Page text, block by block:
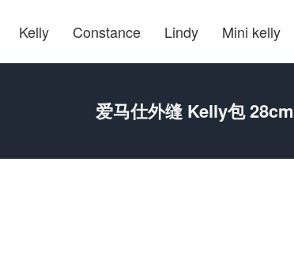
Kelly Constance Lindy Mini kelly
爱马仕外缝 Kelly包 28cm